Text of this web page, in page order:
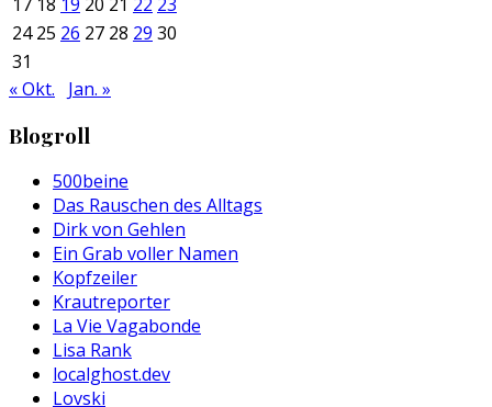
24 25 26 27 28 29 30
31
« Okt.
Jan. »
Blogroll
500beine
Das Rauschen des Alltags
Dirk von Gehlen
Ein Grab voller Namen
Kopfzeiler
Krautreporter
La Vie Vagabonde
Lisa Rank
localghost.dev
Lovski